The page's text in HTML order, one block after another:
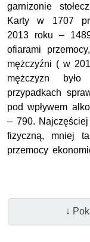
garnizonie
Karty w 1707
2013 roku –
ofiarami
mężczyźni ( w
mężczyzn
przypadkach
pod wpływem
– 790.
fizyczną, mniej
przemocy
↓